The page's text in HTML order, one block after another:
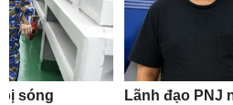
sóng
Lãnh đạo PNJ